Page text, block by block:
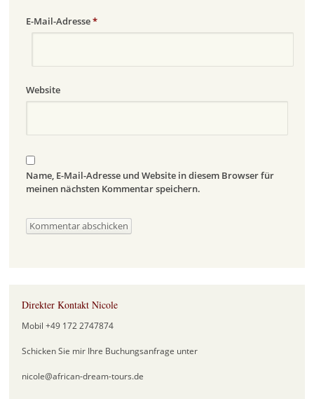
E-Mail-Adresse*
Website
Name, E-Mail-Adresse und Website in diesem Browser für
meinen nächsten Kommentar speichern.
Direkter Kontakt Nicole
Mobil +49 172 2747874
Schicken Sie mir Ihre Buchungsanfrage unter
nicole@african-dream-tours.de